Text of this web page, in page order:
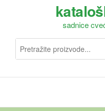
sadnice